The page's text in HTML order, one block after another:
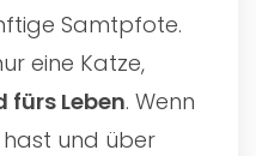
Samtpfote.
eine Katze,
fürs Leben. Wenn
und über